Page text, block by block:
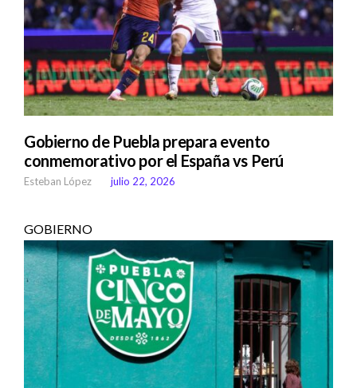
Gobierno de Puebla prepara evento
conmemorativo por el España vs Perú
Esteban López julio 22, 2026
GOBIERNO